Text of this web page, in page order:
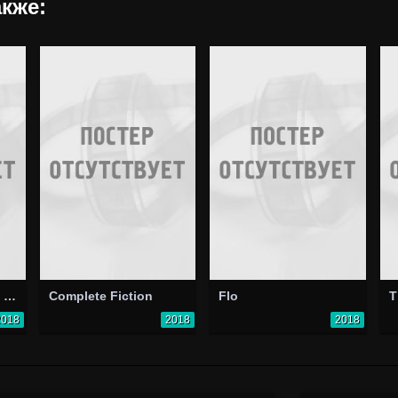
Daz Watches Found Footage Complete Fiction
2018
Flo
2018